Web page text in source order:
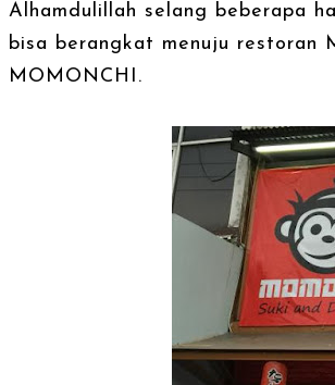
Alhamdulillah selang beberapa
bisa berangkat menuju restoran
MOMONCHI.